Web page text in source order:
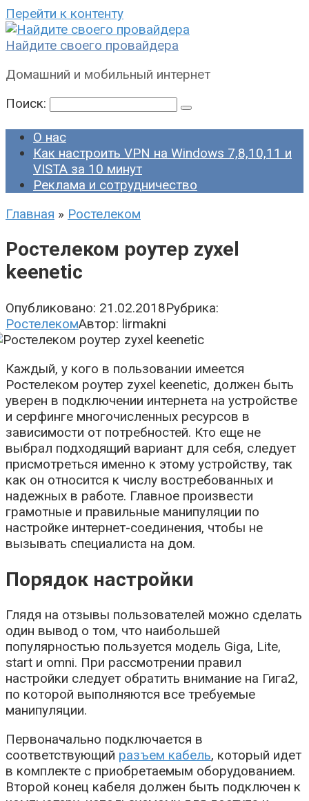
Перейти к контенту
Найдите своего провайдера
Домашний и мобильный интернет
Поиск:
О нас
Как настроить VPN на Windows 7,8,10,11 и
VISTA за 10 минут
Реклама и сотрудничество
Главная » Ростелеком
Ростелеком роутер zyxel
keenetic
Опубликовано: 21.02.2018Рубрика:
РостелекомАвтор: lirmakni
Каждый, у кого в пользовании имеется
Ростелеком роутер zyxel keenetic, должен быть
уверен в подключении интернета на устройстве
и серфинге многочисленных ресурсов в
зависимости от потребностей. Кто еще не
выбрал подходящий вариант для себя, следует
присмотреться именно к этому устройству, так
как он относится к числу востребованных и
надежных в работе. Главное произвести
грамотные и правильные манипуляции по
настройке интернет-соединения, чтобы не
вызывать специалиста на дом.
Порядок настройки
Глядя на отзывы пользователей можно сделать
один вывод о том, что наибольшей
популярностью пользуется модель Giga, Lite,
start и omni. При рассмотрении правил
настройки следует обратить внимание на Гига2,
по которой выполняются все требуемые
манипуляции.
Первоначально подключается в
соответствующий разъем кабель, который идет
в комплекте с приобретаемым оборудованием.
Второй конец кабеля должен быть подключен к